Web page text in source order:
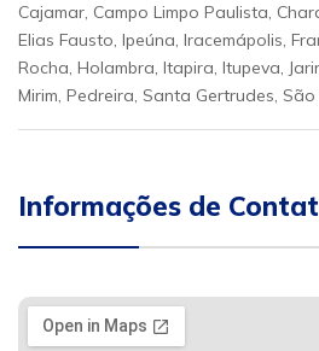
Cajamar, Campo Limpo Paulista,
Elias Fausto, Ipeúna, Iracemápolis,
Rocha, Holambra, Itapira, Itupeva,
Mirim, Pedreira, Santa Gertrudes,
Informações de